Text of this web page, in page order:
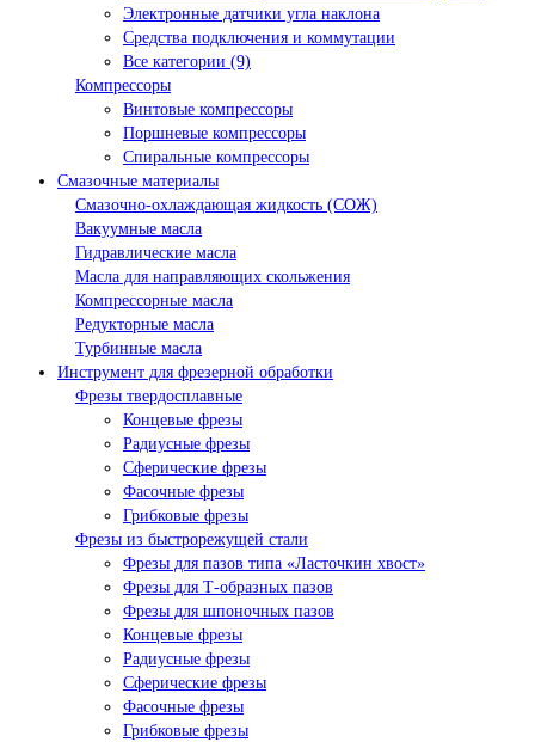
Электронные датчики угла наклона
Средства подключения и коммутации
Все категории (9)
Компрессоры
Винтовые компрессоры
Поршневые компрессоры
Спиральные компрессоры
Смазочные материалы
Смазочно-охлаждающая жидкость (СОЖ)
Вакуумные масла
Гидравлические масла
Масла для направляющих скольжения
Компрессорные масла
Редукторные масла
Турбинные масла
Инструмент для фрезерной обработки
Фрезы твердосплавные
Концевые фрезы
Радиусные фрезы
Сферические фрезы
Фасочные фрезы
Грибковые фрезы
Фрезы из быстрорежущей стали
Фрезы для пазов типа «Ласточкин хвост»
Фрезы для Т-образных пазов
Фрезы для шпоночных пазов
Концевые фрезы
Радиусные фрезы
Сферические фрезы
Фасочные фрезы
Грибковые фрезы